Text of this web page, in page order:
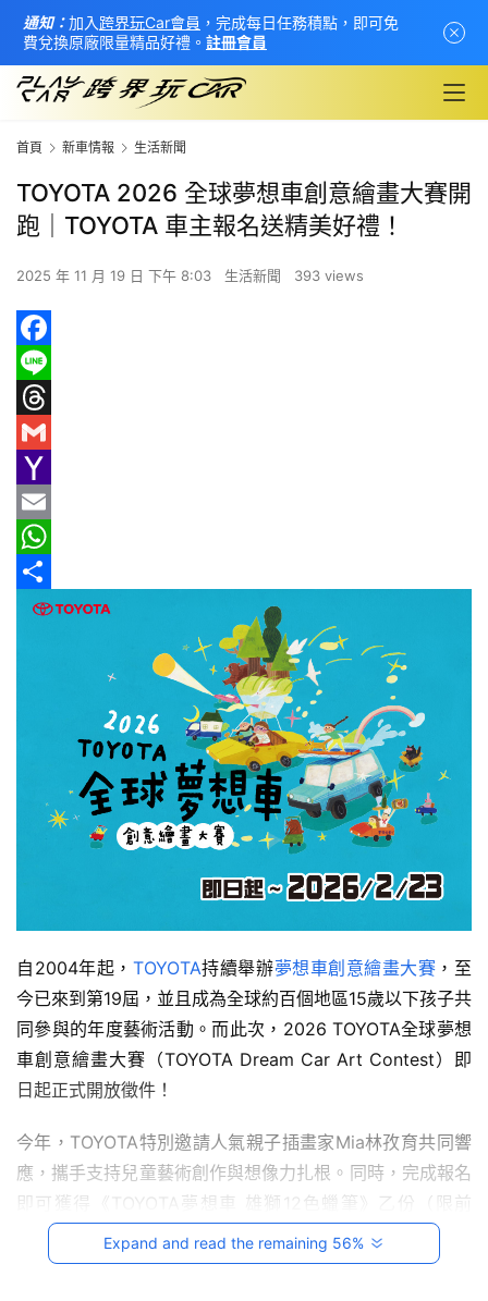
首
頁
新
車
情
報
車
試
駕
影
音
台
灣
與
生
活
首頁 新車情報 生活新聞
TOYOTA 2026 全球夢想車創意繪畫大賽開
跑｜TOYOTA 車主報名送精美好禮！
2025 年 11 月 19 日 下午 8:03 生活新聞 393 views
F
a
c
b
o
o
L
e
T
r
e
a
G
m
a
Y
a
h
E
m
W
分
自2004年起， TOYOTA持續舉辦夢想車創意繪畫大賽 ，至
今已來到第19屆，並且成為全球約百個地區15歲以下孩子共
同參與的年度藝術活動。而此次，2026 TOYOTA全球夢想
車創意繪畫大賽（TOYOTA Dream Car Art Contest）即
日起正式開放徵件！
今年，TOYOTA特別邀請人氣親子插畫家Mia林孜育共同響
應，攜手支持兒童藝術創作與想像力扎根。同時，完成報名
即可獲得《TOYOTA夢想車 雄獅12色蠟筆》乙份（限前
12,500 名；數量有限，送完為止）。特別的是，本次首度
推出「車主限定報名禮」：凡為TOYOTA車主子女並完成報
Expand and read the remaining 56%
通知：加入 跨界玩Car會員 ，完成每日任務積點，即可免
費兌換原廠限量精品好禮。 註冊會員